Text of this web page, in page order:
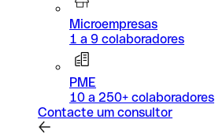
Microempresas
1 a 9 colaboradores
PME
10 a 250+ colaboradores
Contacte um consultor